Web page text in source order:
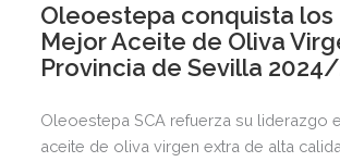
Oleoestepa conquista los
Mejor Aceite de Oliva
Provincia de Sevilla
Oleoestepa SCA refuerza su liderazgo
aceite de oliva virgen extra de alta